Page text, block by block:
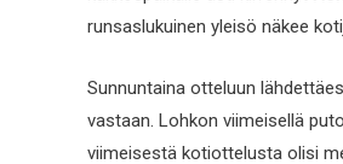
runsaslukuinen yleisö näkee
Sunnuntaina otteluun
vastaan. Lohkon viimeisellä
viimeisestä kotiottelusta olisi